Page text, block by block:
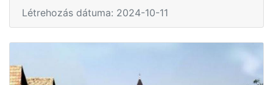
Létrehozás dátuma: 2024-10-11